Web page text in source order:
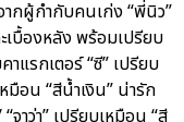
กผู้กำกับคนเก่ง “พี่นิว”
เบื้องหลัง พร้อมเปรียบ
แรกเตอร์ “ซี” เปรียบ
มือน “สีน้ำเงิน” น่ารัก
จาว่า” เปรียบเหมือน “สี